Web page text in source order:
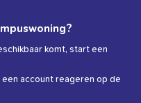
komt, start een
account reageren op de